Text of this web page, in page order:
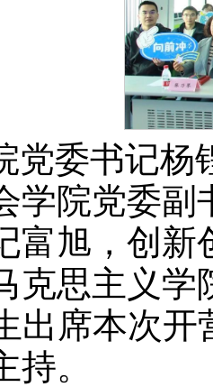
党委书记杨
学院党委
富旭，创
克思主义学
出席本次
。